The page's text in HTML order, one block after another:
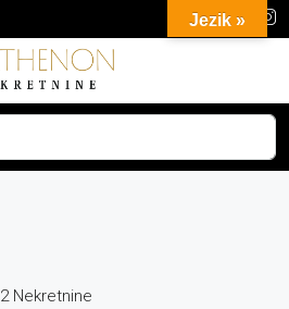
2 Nekretnine
Jezik »